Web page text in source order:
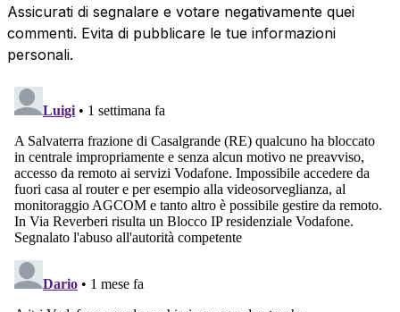
Assicurati di segnalare e votare negativamente quei
commenti. Evita di pubblicare le tue informazioni
personali.